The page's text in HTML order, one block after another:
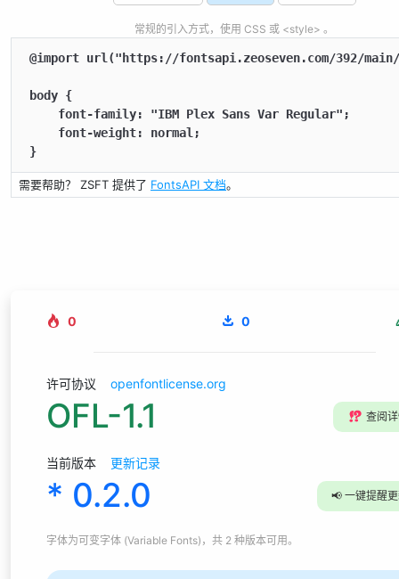
常规的引入方式，使用 CSS 或 <style> 。
@import url("https://fontsapi.zeoseven.com/392/
body {
    font-family: "IBM Plex Sans Var Regular";
    font-weight: normal;
}
需要帮助？ ZSFT 提供了 FontsAPI 文档。
0 0
许可协议 openfontlicense.org
OFL-1.1 ⁉️ 查阅
当前版本 更新记录
* 0.2.0 📢 一键提醒
字体为可变字体 (Variable Fonts) ，共 2 种版本可用。